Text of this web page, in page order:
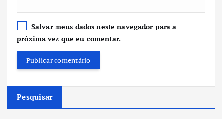
Salvar meus dados neste navegador para a
próxima vez que eu comentar.
Pesquisar